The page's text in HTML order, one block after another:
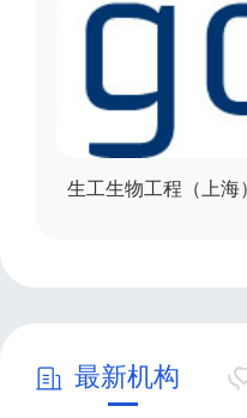
最新机构